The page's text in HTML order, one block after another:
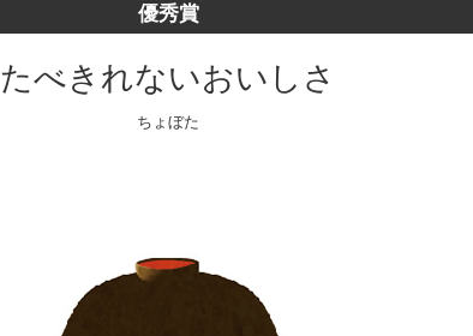
優秀賞
たべきれないおいしさ
ちょぼた